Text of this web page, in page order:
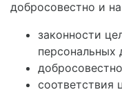
добросовестно и
законности
персональных
соответствия